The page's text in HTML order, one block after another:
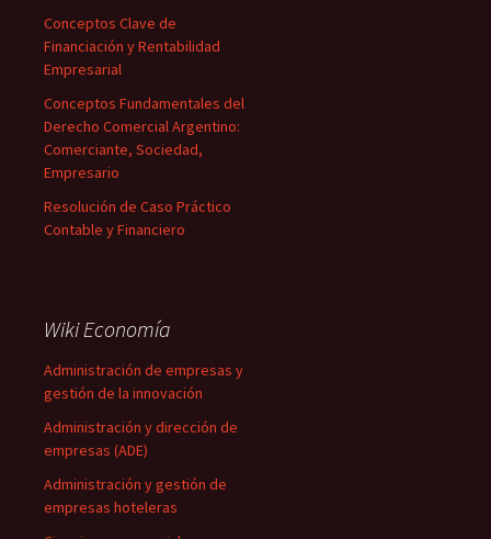
Conceptos Clave de
Financiación y Rentabilidad
Empresarial
Conceptos Fundamentales del
Derecho Comercial Argentino:
Comerciante, Sociedad,
Empresario
Resolución de Caso Práctico
Contable y Financiero
Wiki Economía
Administración de empresas y
gestión de la innovación
Administración y dirección de
empresas (ADE)
Administración y gestión de
empresas hoteleras